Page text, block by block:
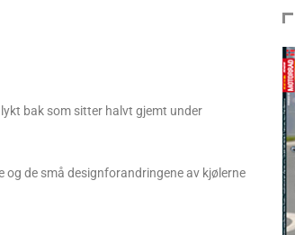
bak som sitter halvt gjemt under
og de små designforandringene av kjølerne